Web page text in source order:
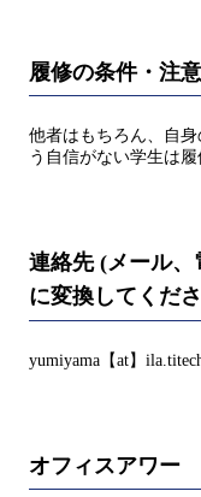
履修の条件・注
他者はもちろん、自
う自信がない学生は履
連絡先 (メール
に変換してくださ
yumiyama【at】
オフィスアワー